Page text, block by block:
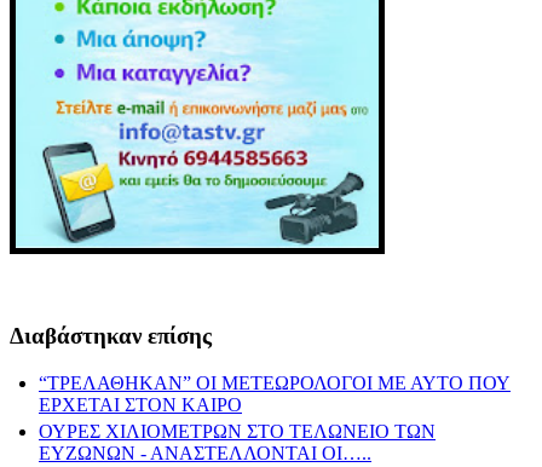
Διαβάστηκαν επίσης
“ΤΡΕΛΑΘΗΚΑΝ” ΟΙ ΜΕΤΕΩΡΟΛΟΓΟΙ ΜΕ ΑΥΤΟ ΠΟΥ
ΕΡΧΕΤΑΙ ΣΤΟΝ ΚΑΙΡΟ
ΟΥΡΕΣ ΧΙΛΙΟΜΕΤΡΩΝ ΣΤΟ ΤΕΛΩΝΕΙΟ ΤΩΝ
ΕΥΖΩΝΩΝ - ΑΝΑΣΤΕΛΛΟΝΤΑΙ ΟΙ…..